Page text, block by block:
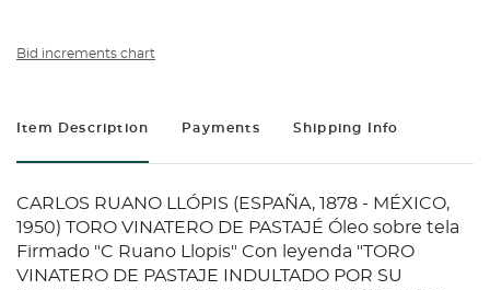
Bid increments chart
Item Description Payments Shipping Info
CARLOS RUANO LLÓPIS (ESPAÑA, 1878 - MÉXICO,
1950) TORO VINATERO DE PASTAJÉ Óleo sobre tela
Firmado "C Ruano Llopis" Con leyenda "TORO
VINATERO DE PASTAJE INDULTADO POR SU